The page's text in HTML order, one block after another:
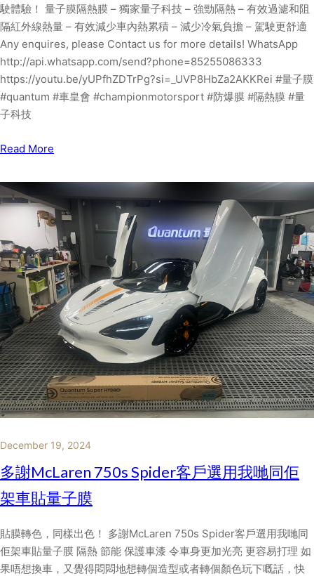
駛體驗！ 量子膜隔熱膜 – 獨家量子科技 – 強勁隔熱 – 有效過濾和阻
隔紅外線熱量 – 有效減少車內熱累積 – 減少冷氣負擔 – 駕駛更舒適
Any enquires, please Contact us for more details! WhatsApp
http://api.whatsapp.com/send?phone=85255086333
https://youtu.be/yUPfhZDTrPg?si=_UVP8HbZa2AKKRei #量子膜
#quantum #車皇會 #championmotorsport #防爆膜 #隔熱膜 #量
子科技
Read More
December 19, 2024
多謝McLaren 750s Spider客戶選用我哋同佢
架車貼量子膜
貼膜轉色，同樣出色！ 多謝McLaren 750s Spider客戶選用我哋同
佢架車貼量子膜 隔熱 節能 保護車漆 令車身更加光亮 更容易打理 如
果唔想換車，又覺得悶悶地想轉個造型或者轉個顏色玩下嘅話，快